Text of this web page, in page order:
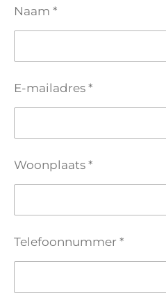
Naam *
E-mailadres *
Woonplaats *
Telefoonnummer *